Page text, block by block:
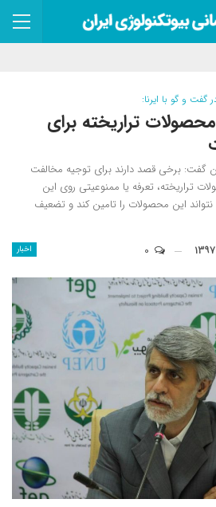
و گو با ایرنا:
تراریخته برای
گفت: برخی قصد دارند برای توجیه مخالفت
تراریخته، تعرفه یا ممنوعیتی روی این
این محصولات را تامین کند و تضعیف
اخبار